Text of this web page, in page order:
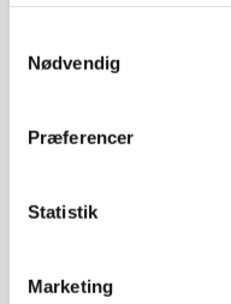
Nødvendig
Præferencer
Statistik
Marketing
energien fra den
for ventilation med
til 0,15 kWh pr. kurv.
en holdbar og
Hætten er vinklet
vaskerummet.
hvilket giver en
lydniveauet
Vasketank indhold: